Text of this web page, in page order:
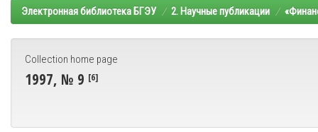
Электронная библиотека БГЭУ 2. Научные публикации
Collection home page
1997, № 9 [6]